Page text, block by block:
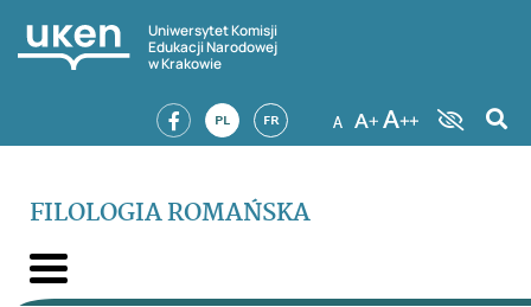
Uniwersytet Komisji
Edukacji Narodowej
w Krakowie
PL FR
FILOLOGIA ROMAŃSKA